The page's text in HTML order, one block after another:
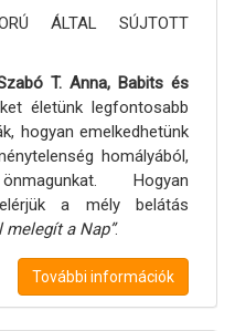
ÁLTAL SÚJTOTT
T. Anna, Babits és
életünk legfontosabb
hogyan emelkedhetünk
homályából,
Hogyan
a mély belátás
melegít a Nap”.
További információk